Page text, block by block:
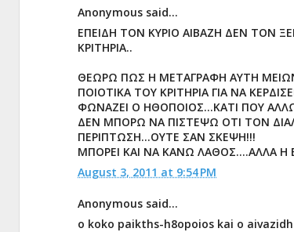
Anonymous said...
ΕΠΕΙΔΗ ΤΟΝ ΚΥΡΙΟ ΑΙΒΑΖΗ ΔΕΝ
ΚΡΙΤΗΡΙΑ..
ΘΕΩΡΩ ΠΩΣ Η ΜΕΤΑΓΡΑΦΗ ΑΥΤΗ
ΠΟΙΟΤΙΚΑ ΤΟΥ ΚΡΙΤΗΡΙΑ ΓΙΑ ΝΑ
ΦΩΝΑΖΕΙ Ο ΗΘΟΠΟΙΟΣ...ΚΑΤΙ ΠΟΥ
ΔΕΝ ΜΠΟΡΩ ΝΑ ΠΙΣΤΕΨΩ ΟΤΙ ΤΟΝ
ΠΕΡΙΠΤΩΣΗ...ΟΥΤΕ ΣΑΝ ΣΚΕΨΗ!!!
ΜΠΟΡΕΙ ΚΑΙ ΝΑ ΚΑΝΩ ΛΑΘΟΣ....ΑΛΛΑ
August 3, 2011 at 9:54 PM
Anonymous said...
o koko paikths-h8opoios kai o